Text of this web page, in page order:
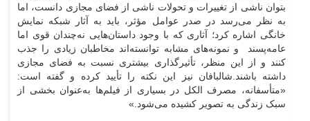
بتوان ناشی از تغییرات و تحولات ناشی از فضای مجازی دانست، اما
به نظر می‌رسد در صدر عوامل مؤثر، باید به آثار شبکه نمایش
خانگی اشاره کرد؛ آثاری که با وجود داستان‌هایی نه‌چندان قوی اما
عامه‌پسند و نمونه‌های مشابه توانسته‌اند مخاطبان زیادی را جذب
کنند و از این منظر، تأثیرگذاری بیشتری نسبت به فضای مجازی
داشته باشند. شالبافان نیز این نکته را تأیید کرده و گفته است:
«متأسفانه، مصرف الکل در بسیاری از فیلم‌ها به‌عنوان بخشی از
سبک زندگی به تصویر کشیده می‌شود.»